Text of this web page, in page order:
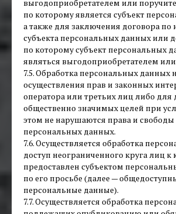
выгодоприобретателем или
по которому является субъект
а также для заключения договора по
субъекта персональных данных или
по которому субъект персональных
являться выгодоприобретателем
7.5. Обработка персональных данных
осуществления прав и законных
оператора или третьих лиц либо для
общественно значимых целей при
этом не нарушаются права и свободы
персональных данных.
7.6. Осуществляется обработка
доступ неограниченного круга лиц
предоставлен субъектом
по его просьбе (далее —
персональные данные).
7.7. Осуществляется обработка